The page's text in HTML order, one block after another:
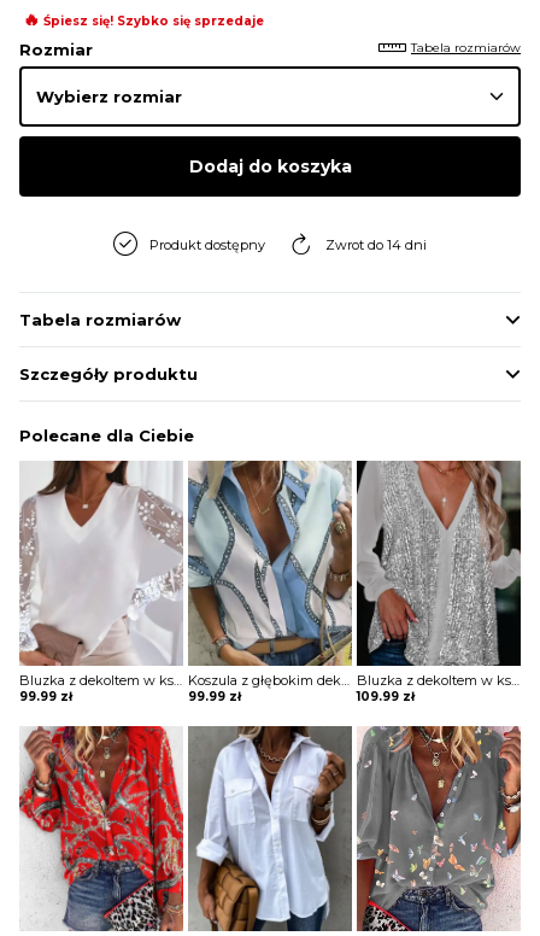
🔥 Śpiesz się! Szybko się sprzedaje
Rozmiar Tabela rozmiarów
Dodaj do koszyka
Produkt dostępny Zwrot do 14 dni
Tabela rozmiarów
Szczegóły produktu
Polecane dla Ciebie
Bluzka z dekoltem w kształcie litery V z tiulowymi rękawami na gumkę
99.99 zł
Koszula z głębokim dekoltem w kształcie litery V z printem
99.99 zł
Bluzka z dekoltem w kształcie litery V z cekinami
109.99 zł